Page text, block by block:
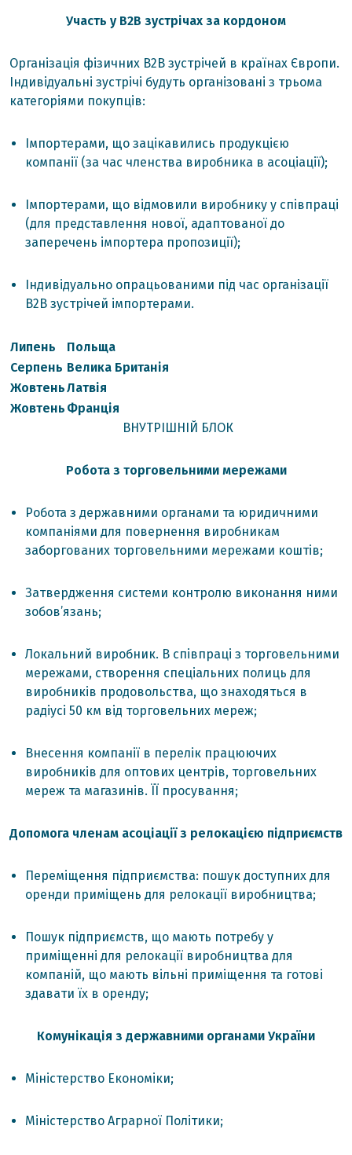
Участь у В2В зустрічах за кордоном
Організація фізичних В2В зустрічей в країнах Європи.
Індивідуальні зустрічі будуть організовані з трьома
категоріями покупців:
Імпортерами, що зацікавились продукцією
компанії (за час членства виробника в асоціації);
Імпортерами, що відмовили виробнику у співпраці
(для представлення нової, адаптованої до
заперечень імпортера пропозиції);
Індивідуально опрацьованими під час організації
В2В зустрічей імпортерами.
Липень
Польща
Серпень Велика Британія
ЖовтеньЛатвія
Жовтень Франція
ВНУТРІШНІЙ БЛОК
Робота з торговельними мережами
Робота з державними органами та юридичними
компаніями для повернення виробникам
заборгованих торговельними мережами коштів;
Затвердження системи контролю виконання ними
зобов’язань;
Локальний виробник. В співпраці з торговельними
мережами, створення спеціальних полиць для
виробників продовольства, що знаходяться в
радіусі 50 км від торговельних мереж;
Внесення компанії в перелік працюючих
виробників для оптових центрів, торговельних
мереж та магазинів. ЇЇ просування;
Допомога членам асоціації з релокацією підприємств
Переміщення підприємства: пошук доступних для
оренди приміщень для релокації виробництва;
Пошук підприємств, що мають потребу у
приміщенні для релокації виробництва для
компаній, що мають вільні приміщення та готові
здавати їх в оренду;
Комунікація з державними органами України
Міністерство Економіки;
Міністерство Аграрної Політики;